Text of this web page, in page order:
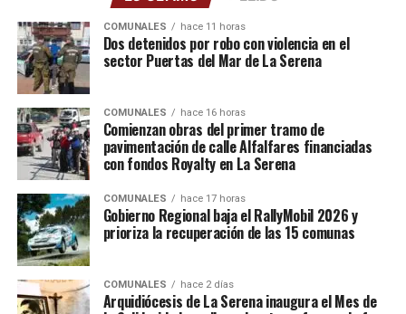
COMUNALES hace 11 horas
Dos detenidos por robo con violencia en el
sector Puertas del Mar de La Serena
COMUNALES hace 16 horas
Comienzan obras del primer tramo de
pavimentación de calle Alfalfares financiadas
con fondos Royalty en La Serena
COMUNALES hace 17 horas
Gobierno Regional baja el RallyMobil 2026 y
prioriza la recuperación de las 15 comunas
COMUNALES hace 2 días
Arquidiócesis de La Serena inaugura el Mes de